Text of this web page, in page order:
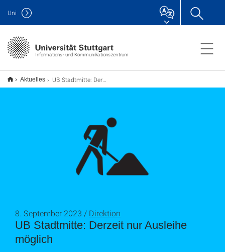
Informations- und Kommunikationszentrum
Uni
Aktuelles UB Stadtmitte: Derzeit nur Ausleihe möglich
UB Stadtmitte: Derzeit nur Ausleihe
möglich
8. September 2023 / Direktion